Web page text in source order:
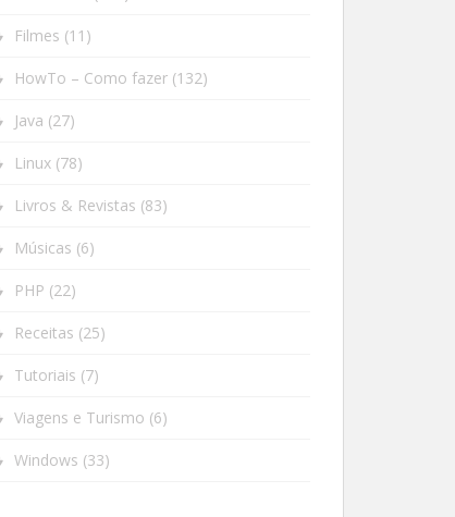
Filmes (11)
HowTo – Como fazer (132)
Java (27)
Linux (78)
Livros & Revistas (83)
Músicas (6)
PHP (22)
Receitas (25)
Tutoriais (7)
Viagens e Turismo (6)
Windows (33)